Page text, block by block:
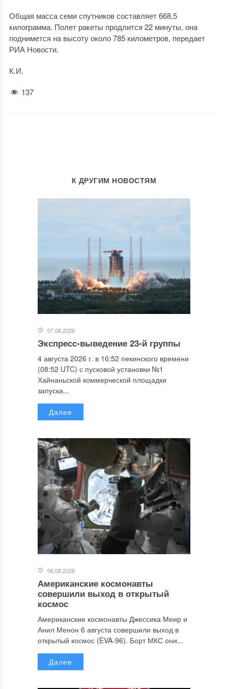
Общая масса семи спутников составляет 668,5
килограмма. Полет ракеты продлится 22 минуты, она
поднимется на высоту около 785 километров, передает
РИА Новости.
К.И.
137
К ДРУГИМ НОВОСТЯМ
07.08.2026
Экспресс-выведение 23-й группы
4 августа 2026 г. в 16:52 пекинского времени
(08:52 UTC) с пусковой установки №1
Хайнаньской коммерческой площадки
запуска...
Далее
06.08.2026
Американские космонавты
совершили выход в открытый
космос
Американские космонавты Джессика Меир и
Анил Менон 6 августа совершили выход в
открытый космос (EVA-96). Борт МКС они...
Далее